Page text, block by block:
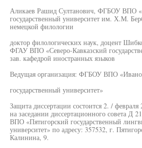
Аликаев Рашид Султанович, ФГБОУ ВПО
государственный университет им. Х.М.
немецкой филологии
доктор филологических наук, доцент
ФГАУ ВПО «Северо-Кавказский
зав. кафедрой иностранных языков
Ведущая организация: ФГБОУ ВПО
государственный университет»
Защита диссертации состоится 2. / февраля
на заседании диссертационного совета Д
ВПО «Пятигорский государственный
университет» по адресу: 357532, г.
Калинина, 9.